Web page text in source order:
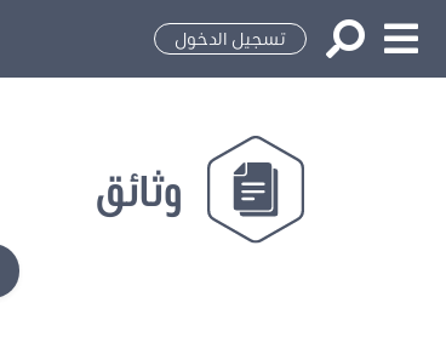
تسجيل الدخول
وثائق